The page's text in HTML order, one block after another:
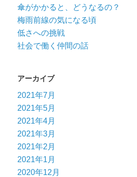
傘がかかると、どうなるの？
梅雨前線の気になる頃
低さへの挑戦
社会で働く仲間の話
アーカイブ
2021年7月
2021年5月
2021年4月
2021年3月
2021年2月
2021年1月
2020年12月